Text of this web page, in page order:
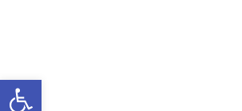
Werkzeugleiste